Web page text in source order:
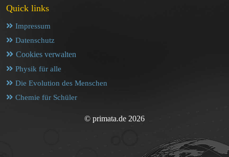
Quick links
Impressum
Datenschutz
Cookies verwalten
Physik für alle
Die Evolution des Menschen
Chemie für Schüler
© primata.de 2026